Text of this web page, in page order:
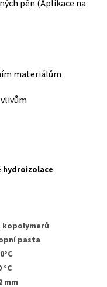
pěn (Aplikace na
materiálům
hydroizolace
kopolymerů
pasta
°C
mm